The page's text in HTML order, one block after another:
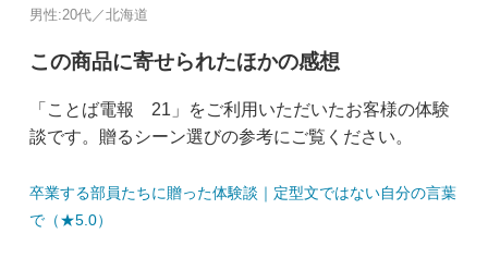
男性:20代／北海道
この商品に寄せられたほかの感想
「ことば電報 21」をご利用いただいたお客様の体験
談です。贈るシーン選びの参考にご覧ください。
卒業する部員たちに贈った体験談｜定型文ではない自分の言葉
で（★5.0）